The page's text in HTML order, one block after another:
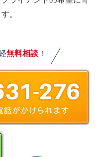
。
無料相談！